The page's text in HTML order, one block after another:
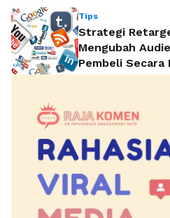
Tips
Strategi
Mengubah
Pembeli